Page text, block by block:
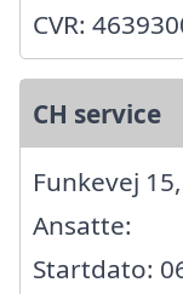
CVR:
CH service
Funkevej
Ansatte:
Startdato: